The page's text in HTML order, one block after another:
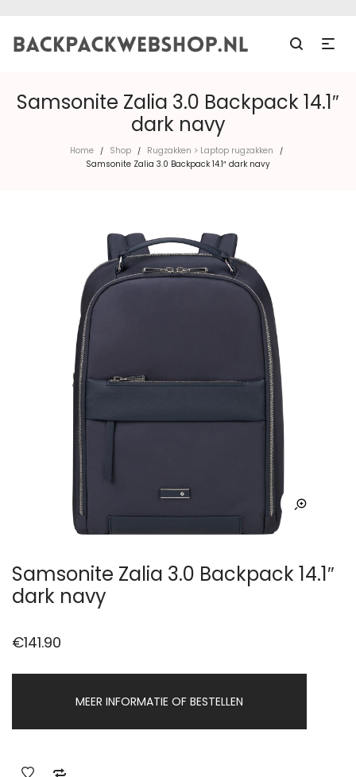
Samsonite Zalia 3.0 Backpack 14.1″
dark navy
Home / Shop / Rugzakken > Laptop rugzakken /
Samsonite Zalia 3.0 Backpack 14.1″ dark navy
Samsonite Zalia 3.0 Backpack 14.1″
dark navy
€141.90
MEER INFORMATIE OF BESTELLEN